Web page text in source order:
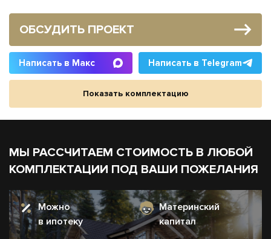
ОБСУДИТЬ ПРОЕКТ
Написать в Макс Написать в Telegram
Показать комплектацию
МЫ РАССЧИТАЕМ СТОИМОСТЬ В ЛЮБОЙ
КОМПЛЕКТАЦИИ ПОД ВАШИ ПОЖЕЛАНИЯ
Можно
в ипотеку
Материнский
капитал